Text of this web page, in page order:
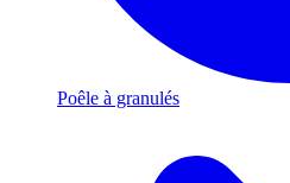
Poêle à granulés